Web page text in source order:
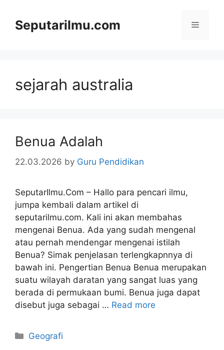
contentSeputarilmu.com Menu
sejarah australia
Benua Adalah
22.03.2026 by Guru Pendidikan
SeputarIlmu.Com – Hallo para pencari ilmu,
jumpa kembali dalam artikel di
seputarilmu.com. Kali ini akan membahas
mengenai Benua. Ada yang sudah mengenal
atau pernah mendengar mengenai istilah
Benua? Simak penjelasan terlengkapnnya di
bawah ini. Pengertian Benua Benua merupakan
suatu wilayah daratan yang sangat luas yang
berada di permukaan bumi. Benua juga dapat
disebut juga sebagai … Read more
Categories
Geografi